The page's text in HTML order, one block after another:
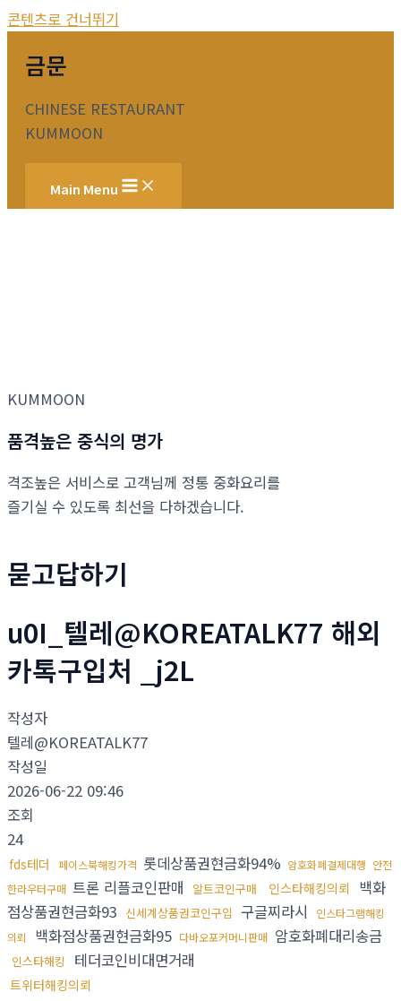
콘텐츠로 건너뛰기
금문
CHINESE RESTAURANT
KUMMOON
Main Menu
KUMMOON
품격높은 중식의 명가
격조높은 서비스로 고객님께 정통 중화요리를
즐기실 수 있도록 최선을 다하겠습니다.
묻고답하기
u0I_텔레@KOREATALK77 해외
카톡구입처 _j2L
작성자
텔레@KOREATALK77
작성일
2026-06-22 09:46
조회
24
fds테더 페이스북해킹가격 롯데상품권현금화94% 암호화폐결제대행 안전
한라우터구매 트론 리플코인판매 알트코인구매 인스타해킹의뢰 백화
점상품권현금화93 신세계상품권코인구입 구글찌라시
인스타그램해킹
의뢰
백화점상품권현금화95 다바오포커머니판매 암호화폐대리송금
인스타해킹 테더코인비대면거래
트위터해킹의뢰